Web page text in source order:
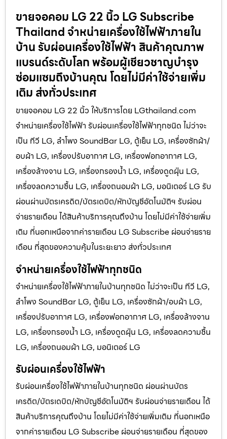
ขายจอคอม LG 22 นิ้ว LG Subscribe
Thailand จำหน่ายเครื่องใช้ไฟฟ้าภายใน
บ้าน รับผ่อนเครื่องใช้ไฟฟ้า สินค้าคุณภาพ
แบรนด์ระดับโลก พร้อมผู้เชียวชาญบำรุง
ซ่อมแซมถึงบ้านคุณ โดยไม่มีค่าใช้จ่ายเพิ่ม
เติม ส่งทั่วประเทศ
ขายจอคอม LG 22 นิ้ว ให้บริการโดย LGthailand.com
จำหน่ายเครื่องใช้ไฟฟ้า รับผ่อนเครื่องใช้ไฟฟ้าทุกชนิด ไม่ว่าจะ
เป็น ทีวี LG, ลำโพง SoundBar LG, ตู้เย็น LG, เครื่องซักผ้า/
อบผ้า LG, เครื่องปรับอากาศ LG, เครื่องฟอกอากาศ LG,
เครื่องล้างจาน LG, เครื่องกรองน้ำ LG, เครื่องดูดฝุ่น LG,
เครื่องลดความชื้น LG, เครื่องถนอมผ้า LG, มอนิเตอร์ LG รับ
ผ่อนผ่านบัตรเครดิต/บัตรเดบิต/หักบัญชีอัตโนมัติฯ รับผ่อน
จ่ายรายเดือน ได้สินค้าบริการคุณถึงบ้าน โดยไม่มีค่าใช้จ่ายเพิ่ม
เติม ที่นอกเหนือจากค่ารายเดือน LG Subscribe ผ่อนจ่ายราย
เดือน ที่สุดของความคุ้มในระยะยาว ส่งทั่วประเทศ
จำหน่ายเครื่องใช้ไฟฟ้าทุกชนิด
จำหน่ายเครื่องใช้ไฟฟ้าภายในบ้านทุกชนิด ไม่ว่าจะเป็น ทีวี LG,
ลำโพง SoundBar LG, ตู้เย็น LG, เครื่องซักผ้า/อบผ้า LG,
เครื่องปรับอากาศ LG, เครื่องฟอกอากาศ LG, เครื่องล้างจาน
LG, เครื่องกรองน้ำ LG, เครื่องดูดฝุ่น LG, เครื่องลดความชื้น
LG, เครื่องถนอมผ้า LG, มอนิเตอร์ LG
รับผ่อนเครื่องใช้ไฟฟ้า
รับผ่อนเครื่องใช้ไฟฟ้าภายในบ้านทุกชนิด ผ่อนผ่านบัตร
เครดิต/บัตรเดบิต/หักบัญชีอัตโนมัติฯ รับผ่อนจ่ายรายเดือน ได้
สินค้าบริการคุณถึงบ้าน โดยไม่มีค่าใช้จ่ายเพิ่มเติม ที่นอกเหนือ
จากค่ารายเดือน LG Subscribe ผ่อนจ่ายรายเดือน ที่สุดของ